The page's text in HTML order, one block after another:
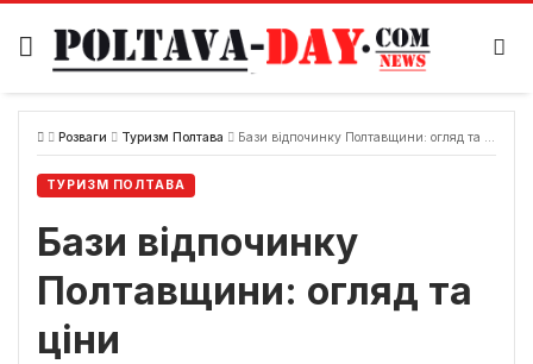
Skip
Розваги Туризм Полтава Бази відпочинку Полтавщини: огляд та ціни
ТУРИЗМ ПОЛТАВА
Бази відпочинку
Полтавщини: огляд та
ціни